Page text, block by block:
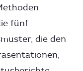
fünf
die den